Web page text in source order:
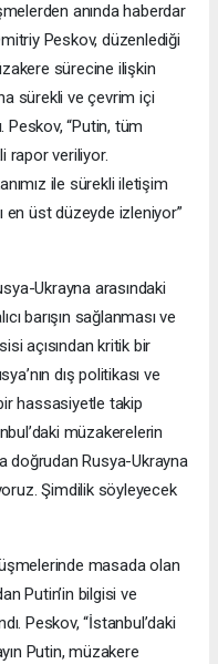
anında haberdar
Peskov, düzenlediği
sürecine ilişkin
sürekli ve çevrim içi
Peskov, “Putin, tüm
rapor veriliyor.
ile sürekli iletişim
en üst düzeyde izleniyor”
Ukrayna arasındaki
barışın sağlanması ve
açısından kritik bir
dış politikası ve
hassasiyetle takip
müzakerelerin
doğrudan Rusya-Ukrayna
Şimdilik söyleyecek
masada olan
Putin’in bilgisi ve
Peskov, “İstanbul’daki
Putin, müzakere